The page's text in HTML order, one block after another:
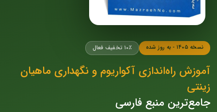
نسخه ۱۴۰۵ - به روز شده ۱۰٪ تخفیف فعال
آموزش راه‌اندازی آکواریوم و نگهداری ماهیان
زینتی
جامع‌ترین منبع فارسی